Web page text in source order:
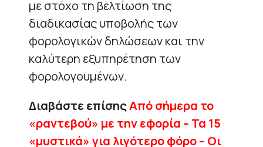
με στόχο τη βελτίωση της
διαδικασίας υποβολής των
φορολογικών δηλώσεων και την
καλύτερη εξυπηρέτηση των
φορολογουμένων.
Διαβάστε επίσηςΑπό σήμερα το
«ραντεβού» με την εφορία – Τα 15
«μυστικά» για λιγότερο φόρο – Οι